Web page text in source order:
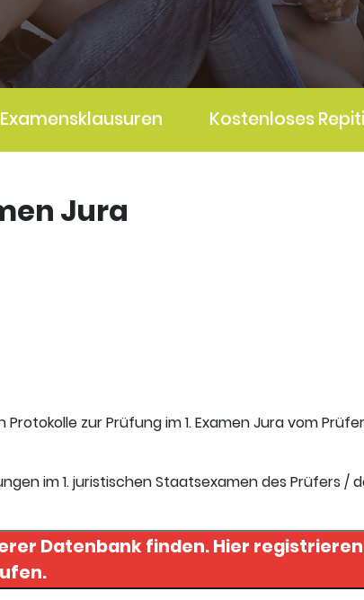
Kostenloses
Jura
zur Prüfung im 1. Examen Jura vom
im 1. juristischen Staatsexamen des Prüfers /
finden. Hier registrieren und